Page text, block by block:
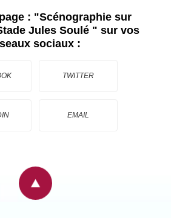
: "Scénographie sur
Jules Soulé " sur vos
sociaux :
TWITTER
EMAIL